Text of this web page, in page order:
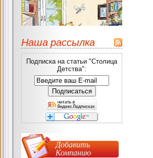
Наша рассылка
Подписка на статьи "Столица
Детства":
Добавить
Компанию